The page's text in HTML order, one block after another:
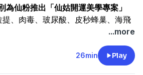
己「通」的，而且她一開始還覺得很
的，是回到現實、把眼前的問題顧
也提到最近股市很好，很多年輕人就
一番，就不用上班了」。但真正來問
。菩薩說：股市這麼好，你跟著大盤
得多。大部分人的課題，其實是很
愛自己、珍惜自己；怎麼原諒累世以
麼學會設立界限、學會拒絕別人。
好當一個父母、當一個先生或太太，
心心地生活」這件事。
來諮詢的人看起來都很悶，菩薩就
為仙粉推出「仙姑開運美學專案」
、肉毒、玻尿酸、皮秒蜂巢、海飛
，不用飛韓國，在
dreamu.com.tw/fairyokla/
...more
26min Play